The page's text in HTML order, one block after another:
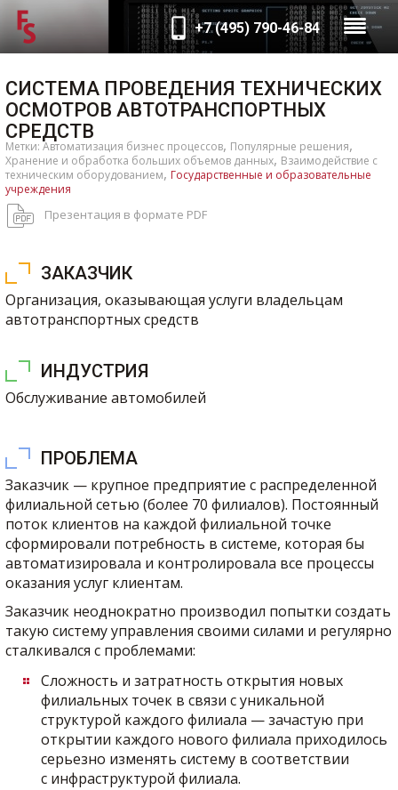
+7 (495) 790-46-84
СИСТЕМА ПРОВЕДЕНИЯ ТЕХНИЧЕСКИХ
ОСМОТРОВ АВТОТРАНСПОРТНЫХ
СРЕДСТВ
Метки: Автоматизация бизнес процессов, Популярные решения,
Хранение и обработка больших объемов данных, Взаимодействие с
техническим оборудованием, Государственные и образовательные
учреждения
Презентация в формате PDF
ЗАКАЗЧИК
Организация, оказывающая услуги владельцам
автотранспортных средств
ИНДУСТРИЯ
Обслуживание автомобилей
ПРОБЛЕМА
Заказчик — крупное предприятие с распределенной
филиальной сетью (более 70 филиалов). Постоянный
поток клиентов на каждой филиальной точке
сформировали потребность в системе, которая бы
автоматизировала и контролировала все процессы
оказания услуг клиентам.
Заказчик неоднократно производил попытки создать
такую систему управления своими силами и регулярно
сталкивался с проблемами:
Сложность и затратность открытия новых
филиальных точек в связи с уникальной
структурой каждого филиала — зачастую при
открытии каждого нового филиала приходилось
серьезно изменять систему в соответствии
с инфраструктурой филиала.